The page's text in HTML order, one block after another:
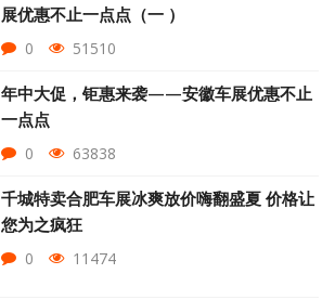
展优惠不止一点点（一 ）
0 51510
年中大促，钜惠来袭——安徽车展优惠不止
一点点
0 63838
千城特卖合肥车展冰爽放价嗨翻盛夏 价格让
您为之疯狂
0 11474